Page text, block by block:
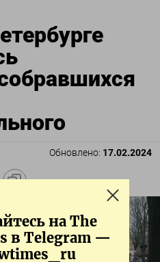
на The
в Telegram —
Обновлено: 17.02.2024